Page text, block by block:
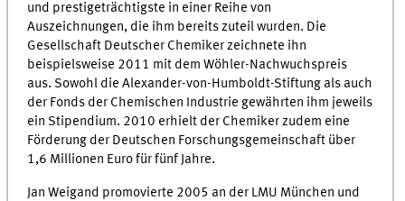
und prestigeträchtigste in einer Reihe von
Auszeichnungen, die ihm bereits zuteil wurden. Die
Gesellschaft Deutscher Chemiker zeichnete ihn
beispielsweise 2011 mit dem Wöhler-Nachwuchspreis
aus. Sowohl die Alexander-von-Humboldt-Stiftung als auch
der Fonds der Chemischen Industrie gewährten ihm jeweils
ein Stipendium. 2010 erhielt der Chemiker zudem eine
Förderung der Deutschen Forschungsgemeinschaft über
1,6 Millionen Euro für fünf Jahre.
Jan Weigand promovierte 2005 an der LMU München und